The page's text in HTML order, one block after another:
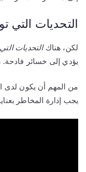
التحديات التي
لكن، هناكالتحديات
يؤدي إلى خسائر فادحة.
من المهم أن يكون لدى
يجب إدارة المخاطر